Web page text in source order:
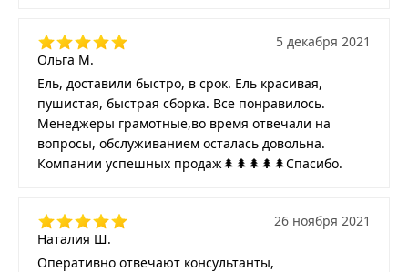
Ольга М.
5 декабря 2021
Ель, доставили быстро, в срок. Ель красивая,
пушистая, быстрая сборка. Все понравилось.
Менеджеры грамотные,во время отвечали на
вопросы, обслуживанием осталась довольна.
Компании успешных продаж🌲🌲🌲🌲🌲Спасибо.
Наталия Ш.
26 ноября 2021
Оперативно отвечают консультанты,